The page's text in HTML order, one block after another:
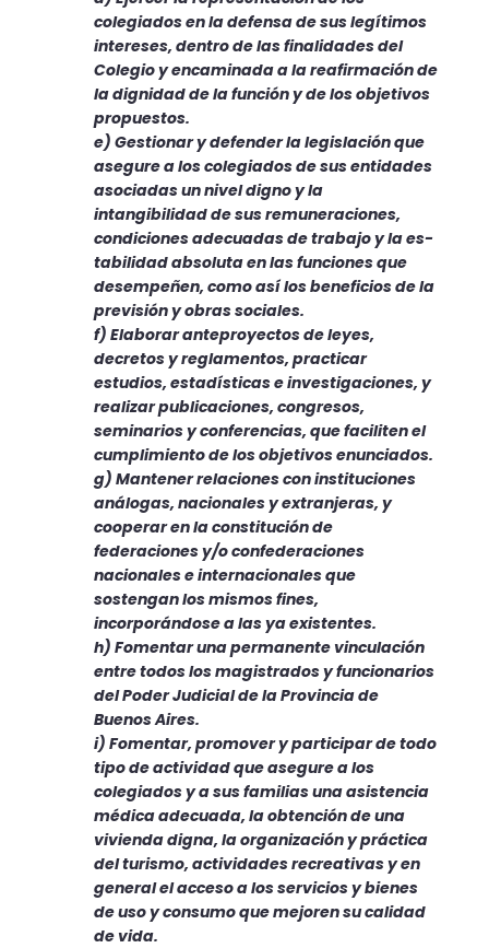
colegiados en la defen­sa de sus legítimos
intereses, dentro de las finalidades del
Colegio y encaminada a la reafirmación de
la dignidad de la función y de los objetivos
propuestos.
e) Gestionar y defender la legislación que
asegure a los cole­giados de sus entidades
asociadas un nivel digno y la
intangibilidad de sus remuneraciones,
condiciones adecuadas de trabajo y la es­
tabilidad absoluta en las funciones que
desempeñen, como así los beneficios de la
previsión y obras sociales.
f) Elaborar anteproyectos de leyes,
decretos y reglamentos, practicar
estudios, estadísticas e investigaciones, y
realizar publi­caciones, congresos,
seminarios y conferencias, que faciliten el
cumplimiento de los objetivos enunciados.
g) Mantener relaciones con instituciones
análogas, nacionales y extranjeras, y
cooperar en la constitución de
federaciones y/o confederaciones
nacionales e internacionales que
sostengan los mismos fines,
incorporándose a las ya existentes.
h) Fomentar una permanente vinculación
entre todos los magistrados y funcionarios
del Poder Judicial de la Provincia de
Buenos Aires.
i) Fomentar, promover y participar de todo
tipo de actividad que asegure a los
colegiados y a sus familias una asistencia
médica adecuada, la obtención de una
vivienda digna, la organización y práctica
del turismo, actividades recreativas y en
general el acceso a los servicios y bienes
de uso y consumo que mejoren su calidad
de vida.